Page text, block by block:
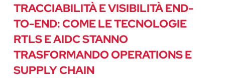
TRACCIABILITÀ E VISIBILITÀ END-
TO-END: COME LE TECNOLOGIE
RTLS E AIDC STANNO
TRASFORMANDO OPERATIONS E
SUPPLY CHAIN